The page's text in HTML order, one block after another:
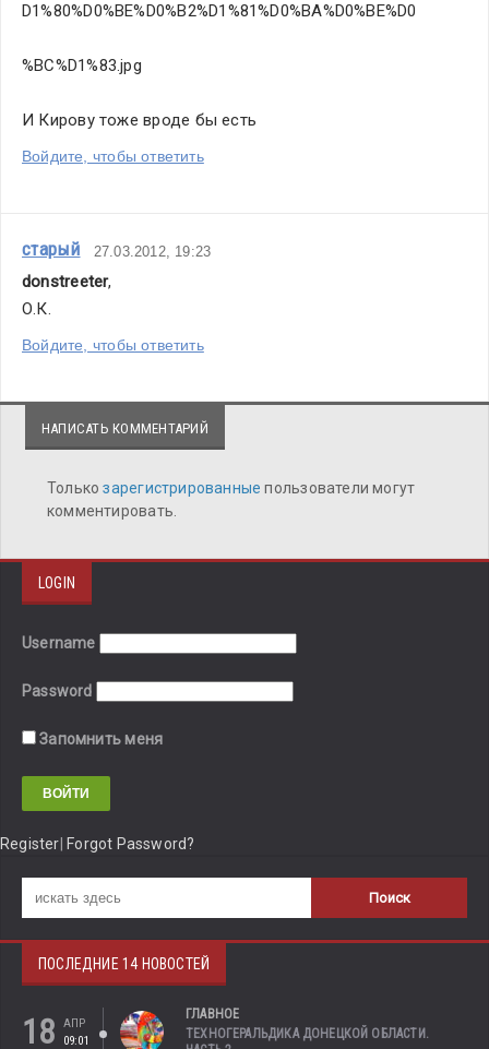
D1%80%D0%BE%D0%B2%D1%81%D0%BA%D0%BE%D0
%BC%D1%83.jpg
И Кирову тоже вроде бы есть
Войдите, чтобы ответить
старый 27.03.2012, 19:23
donstreeter,
О.К.
Войдите, чтобы ответить
НАПИСАТЬ КОММЕНТАРИЙ
Толькозарегистрированныепользователи могут
комментировать.
LOGIN
Username
Password
Запомнить меня
Register Forgot Password?
ПОСЛЕДНИЕ 14 НОВОСТЕЙ
18
АПР
09:01
ГЛАВНОЕ
ТЕХНОГЕРАЛЬДИКА ДОНЕЦКОЙ ОБЛАСТИ.